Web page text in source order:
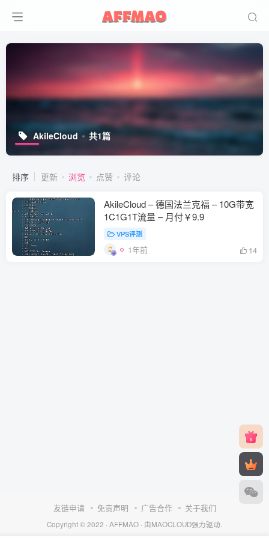
AkileCloud 共1篇
排序 更新 浏览 点赞 评论
AkileCloud – 德国法兰克福 – 10G带宽
1C1G1T流量 – 月付￥9.9
VPS评测
1年前 14
友链申请 免责声明 广告合作 关于我们
Copyright © 2022 · AFFMAO · 由MAOCLOUD强力驱动.